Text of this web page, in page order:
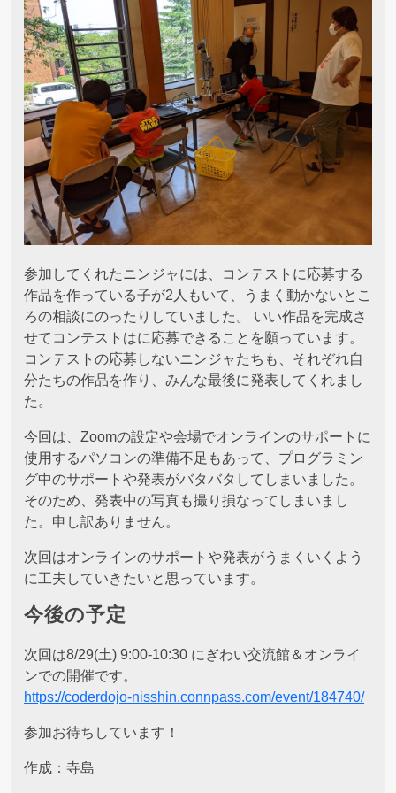
参加してくれたニンジャには、コンテストに応募する
作品を作っている子が2人もいて、うまく動かないとこ
ろの相談にのったりしていました。 いい作品を完成さ
せてコンテストはに応募できることを願っています。
コンテストの応募しないニンジャたちも、それぞれ自
分たちの作品を作り、みんな最後に発表してくれまし
た。
今回は、Zoomの設定や会場でオンラインのサポートに
使用するパソコンの準備不足もあって、プログラミン
グ中のサポートや発表がバタバタしてしまいました。
そのため、発表中の写真も撮り損なってしまいまし
た。申し訳ありません。
次回はオンラインのサポートや発表がうまくいくよう
に工夫していきたいと思っています。
今後の予定
次回は8/29(土) 9:00-10:30 にぎわい交流館＆オンライ
ンでの開催です。
https://coderdojo-nisshin.connpass.com/event/184740/
参加お待ちしています！
作成：寺島